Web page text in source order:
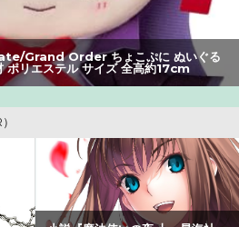
を”これ”に変えたら志願者がめ
ン）さん、ティファのコスプレ
領「日本の支援は期待されたほ
年、ヤバすぎてワロッタァｗｗ
ス
Grand Order ちょこぷに ぬいぐる
ポリエステル サイズ 全高約17cm